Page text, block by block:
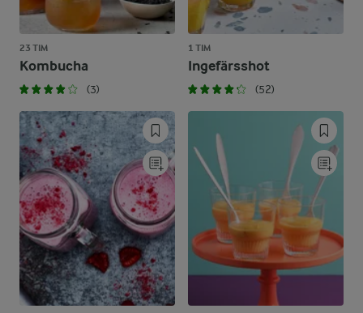
23 TIM
Kombucha
(3)
1 TIM
Ingefärsshot
(52)